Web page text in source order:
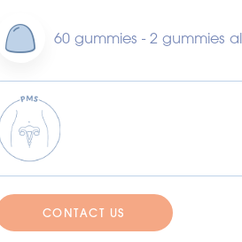
60 gummies - 2 gummies
CONTACT US